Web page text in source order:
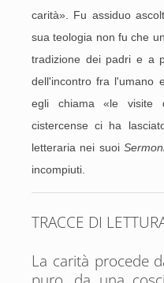
carità». Fu assiduo
sua teologia non fu che
tradizione dei padri e a
dell'incontro fra l'umano
egli chiama «le visite
cistercense ci ha
letteraria nei suoi
incompiuti.
TRACCE DI
La carità procede